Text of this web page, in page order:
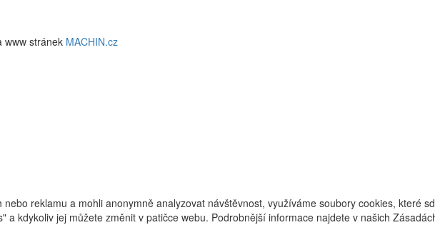
www stránek MACHIN.cz
reklamu a mohli anonymně analyzovat návštěvnost, využíváme soubory cookies, které
kdykoliv jej můžete změnit v patičce webu. Podrobnější informace najdete v našich